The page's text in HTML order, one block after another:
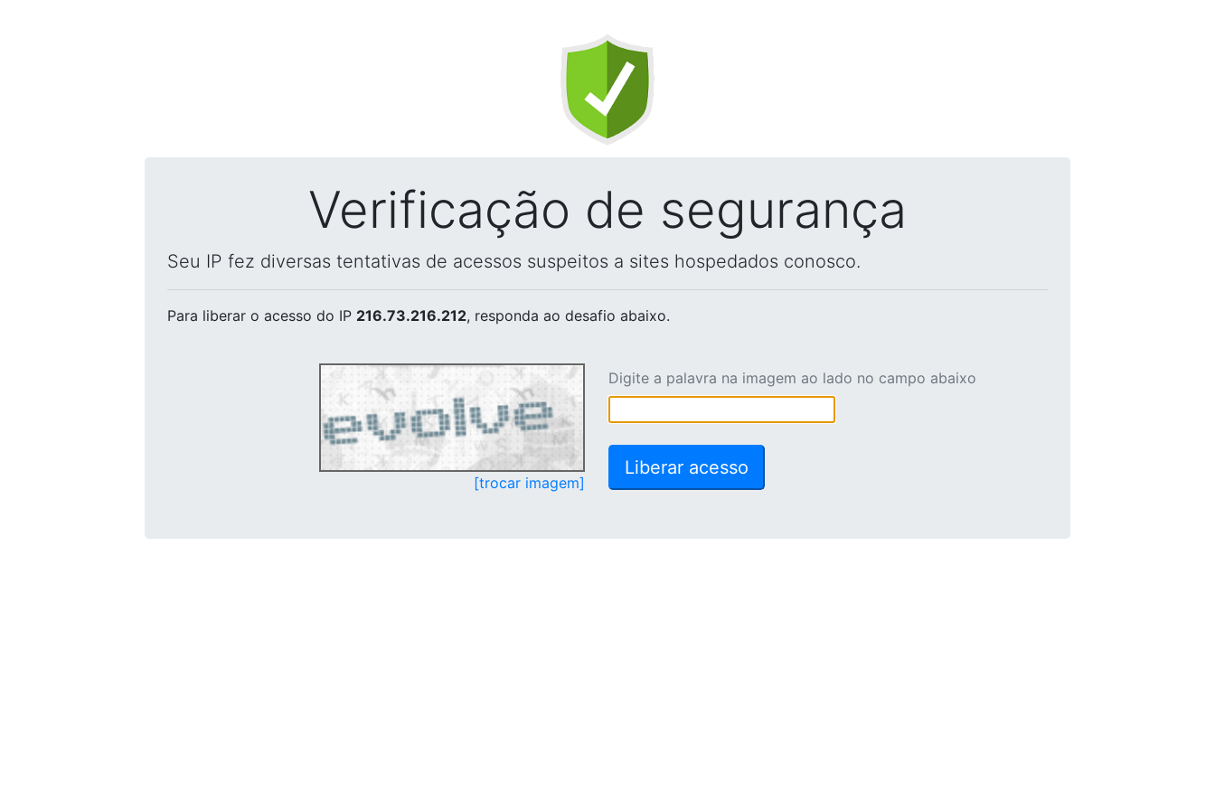
Verificação de segurança
Seu IP fez diversas tentativas de acessos suspeitos a sites hospedados conosco.
Para liberar o acesso do IP 216.73.216.212, responda ao desafio abaixo.
[trocar imagem]
Digite a palavra na imagem ao lado no campo abaixo